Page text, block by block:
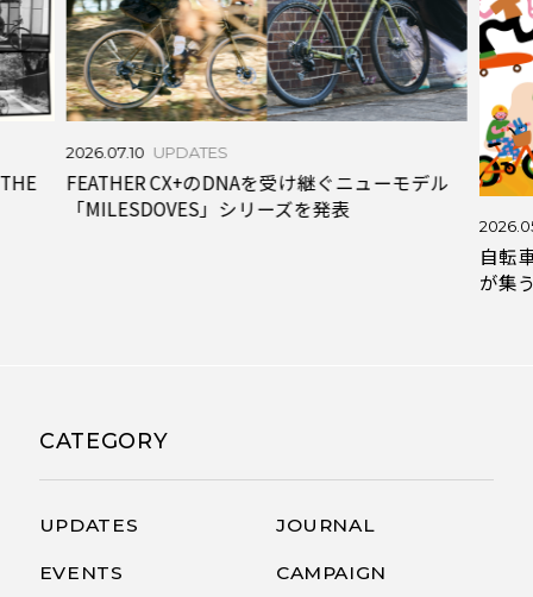
2026.07.10 UPDATES
FEATHER CX+のDNAを受け継ぐニューモデル
「MILESDOVES」シリーズを発表
自転
が集
CATEGORY
UPDATES JOURNAL
EVENTS CAMPAIGN